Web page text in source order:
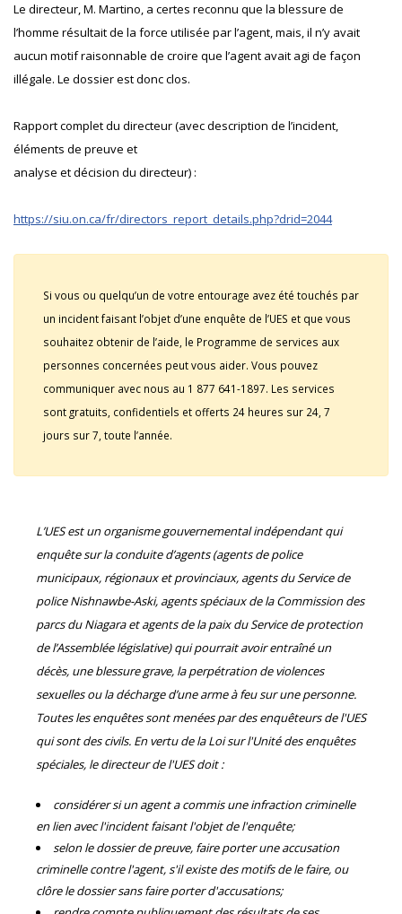
Le directeur, M. Martino, a certes reconnu que la blessure de
l’homme résultait de la force utilisée par l’agent, mais, il n’y avait
aucun motif raisonnable de croire que l’agent avait agi de façon
illégale. Le dossier est donc clos.
Rapport complet du directeur (avec description de l’incident,
éléments de preuve et
analyse et décision du directeur) :
https://siu.on.ca/fr/directors_report_details.php?drid=2044
Si vous ou quelqu’un de votre entourage avez été touchés par
un incident faisant l’objet d’une enquête de l’UES et que vous
souhaitez obtenir de l’aide, le Programme de services aux
personnes concernées peut vous aider. Vous pouvez
communiquer avec nous au 1 877 641-1897. Les services
sont gratuits, confidentiels et offerts 24 heures sur 24, 7
jours sur 7, toute l’année.
L’UES est un organisme gouvernemental indépendant qui
enquête sur la conduite d’agents (agents de police
municipaux, régionaux et provinciaux, agents du Service de
police Nishnawbe-Aski, agents spéciaux de la Commission des
parcs du Niagara et agents de la paix du Service de protection
de l’Assemblée législative) qui pourrait avoir entraîné un
décès, une blessure grave, la perpétration de violences
sexuelles ou la décharge d’une arme à feu sur une personne.
Toutes les enquêtes sont menées par des enquêteurs de l'UES
qui sont des civils. En vertu de la Loi sur l'Unité des enquêtes
spéciales, le directeur de l'UES doit :
considérer si un agent a commis une infraction criminelle
en lien avec l'incident faisant l'objet de l'enquête;
selon le dossier de preuve, faire porter une accusation
criminelle contre l'agent, s'il existe des motifs de le faire, ou
clôre le dossier sans faire porter d'accusations;